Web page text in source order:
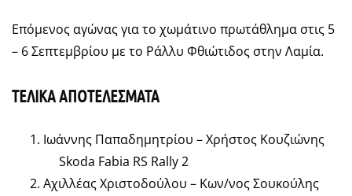
Επόμενος αγώνας για το χωμάτινο πρωτάθλημα στις 5
– 6 Σεπτεμβρίου με το Ράλλυ Φθιώτιδος στην Λαμία.
ΤΕΛΙΚΑ ΑΠΟΤΕΛΕΣΜΑΤΑ
Ιωάννης Παπαδημητρίου – Χρήστος Κουζιώνης
Skoda Fabia RS Rally 2
Αχιλλέας Χριστοδούλου – Κων/νος Σουκούλης